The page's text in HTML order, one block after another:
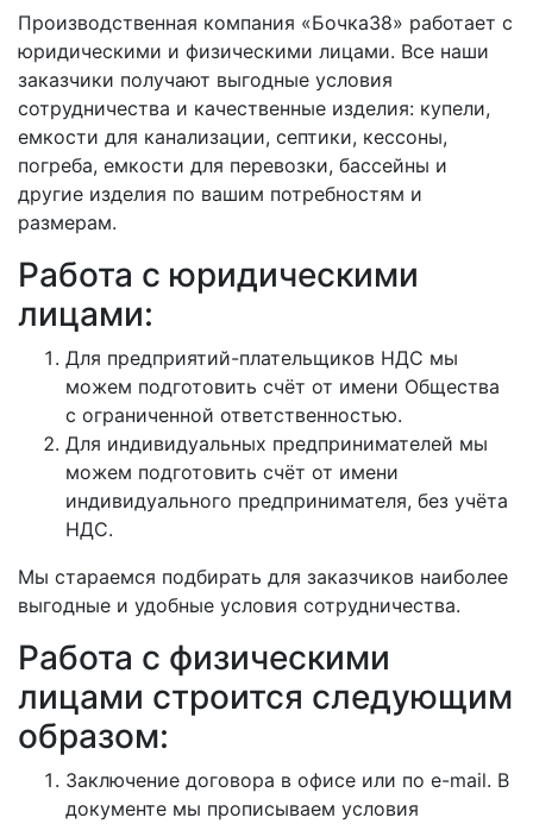
Производственная компания «Бочка38» работает с
юридическими и физическими лицами. Все наши
заказчики получают выгодные условия
сотрудничества и качественные изделия: купели,
емкости для канализации, септики, кессоны,
погреба, емкости для перевозки, бассейны и
другие изделия по вашим потребностям и
размерам.
Работа с юридическими
лицами:
Для предприятий-плательщиков НДС мы
можем подготовить счёт от имени Общества
с ограниченной ответственностью.
Для индивидуальных предпринимателей мы
можем подготовить счёт от имени
индивидуального предпринимателя, без учёта
НДС.
Мы стараемся подбирать для заказчиков наиболее
выгодные и удобные условия сотрудничества.
Работа с физическими
лицами строится следующим
образом:
Заключение договора в офисе или по e-mail. В
документе мы прописываем условия